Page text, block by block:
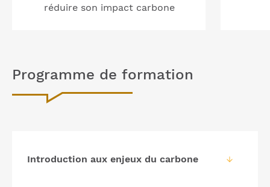
réduire son impact carbone
Programme de formation
Introduction aux enjeux du carbone